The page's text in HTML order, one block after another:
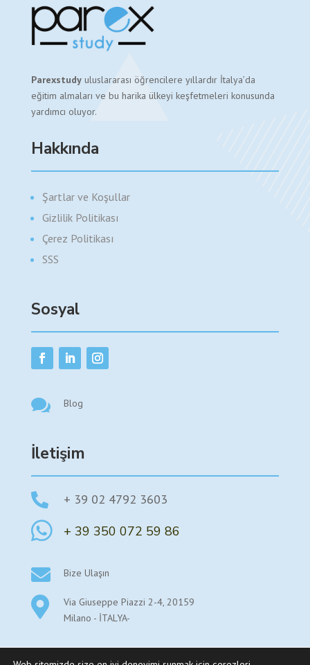
Parexstudyuluslararası öğrencilere yıllardır İtalya’da
eğitim almaları ve bu harika ülkeyi keşfetmeleri konusunda
yardımcı oluyor.
Hakkında
Şartlar ve Koşullar
Gizlilik Politikası
Çerez Politikası
SSS
Sosyal
 Blog
İletişim
 + 39 02 4792 3603
 + 39 350 072 59 86
 Bize Ulaşın

Via Giuseppe Piazzi 2-4, 20159
Milano - İTALYA-